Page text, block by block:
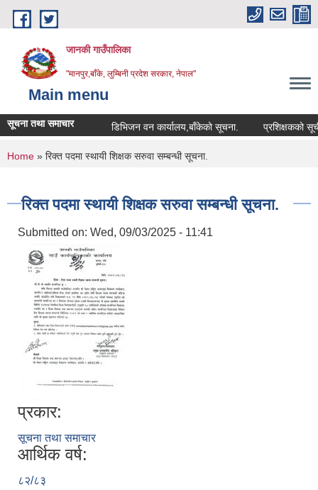
Skip to main content
जानकी गाउँपालिका
"मानपुर,बाँके, लुम्बिनी प्रदेश सरकार, नेपाल"
Main menu
सूचना तथा समाचार डिभिजन वन कार्यालय,बाँकेको सूचना. प्रशिक्षकको सूची
You are here
Home » रिक्त पदमा स्थायी शिक्षक सरुवा सम्बन्धी सूचना.
रिक्त पदमा स्थायी शिक्षक सरुवा सम्बन्धी सूचना.
Submitted on: Wed, 09/03/2025 - 11:41
प्रकार:
सूचना तथा समाचार
आर्थिक वर्ष:
८२/८३